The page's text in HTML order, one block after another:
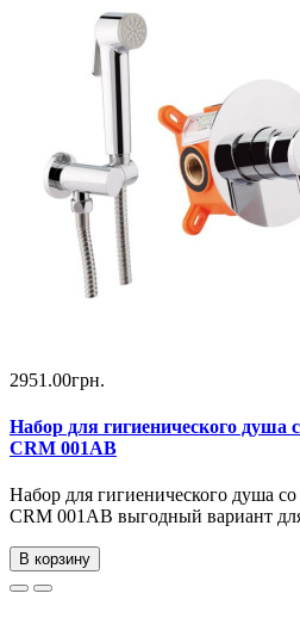
2951.00грн.
Набор для гигиенического душа
CRM 001AB
Набор для гигиенического душа
CRM 001AB выгодный вариант
В корзину